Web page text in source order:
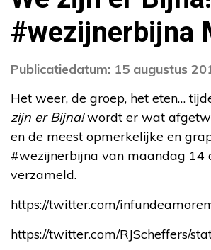
#wezijnerbijna
Publicatiedatum: 15 augustus
Het weer, de groep, het eten…
zijn er Bijna!wordt er wat
en de meest opmerkelijke en
#wezijnerbijna van maandag 14
verzameld.
https://twitter.com/
https://twitter.com/RJScheffers/